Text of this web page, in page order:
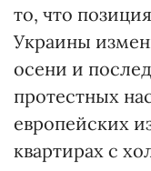
то, что
Украины
осени и
протестных
европейских
квартирах с